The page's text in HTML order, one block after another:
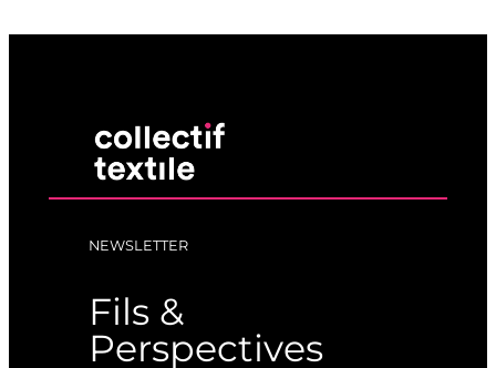
NEWSLETTER
Fils &
Perspectives